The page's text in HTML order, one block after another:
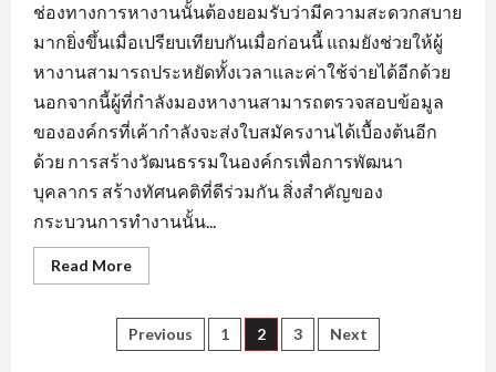
ช่องทางการหางานนั้นต้องยอมรับว่ามีความสะดวกสบาย
มากยิ่งขึ้นเมื่อเปรียบเทียบกันเมื่อก่อนนี้ แถมยังช่วยให้ผู้
หางานสามารถประหยัดทั้งเวลาและค่าใช้จ่ายได้อีกด้วย
นอกจากนี้ผู้ที่กำลังมองหางานสามารถตรวจสอบข้อมูล
ขององค์กรที่เค้ากำลังจะส่งใบสมัครงานได้เบื้องต้นอีก
ด้วย การสร้างวัฒนธรรมในองค์กรเพื่อการพัฒนา
บุคลากร สร้างทัศนคติที่ดีร่วมกัน สิ่งสำคัญของ
กระบวนการทำงานนั้น...
Read MoreRead
more
ที่
ใช้
แสดง
Posts
Previous 1 2 3 Next